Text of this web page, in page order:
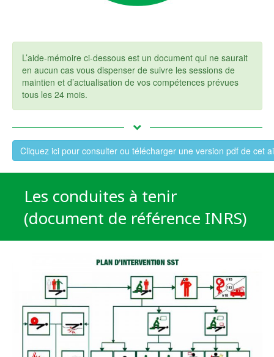
L’aide-mémoire ci-dessous est un document qui ne saurait
en aucun cas vous dispenser de suivre les sessions de
maintien et d’actualisation de vos compétences prévues
tous les 24 mois.
Cliquez ici pour consulter ou télécharger une version pdf de cet
Les conduites à tenir
(document de référence INRS)